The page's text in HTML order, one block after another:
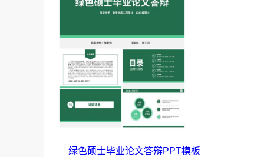
绿色硕士毕业论文答辩PPT模板